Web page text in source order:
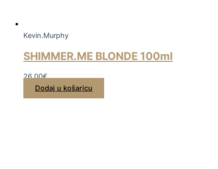
Kevin.Murphy
SHIMMER.ME BLONDE 100ml
26,00€
Dodaj u košaricu